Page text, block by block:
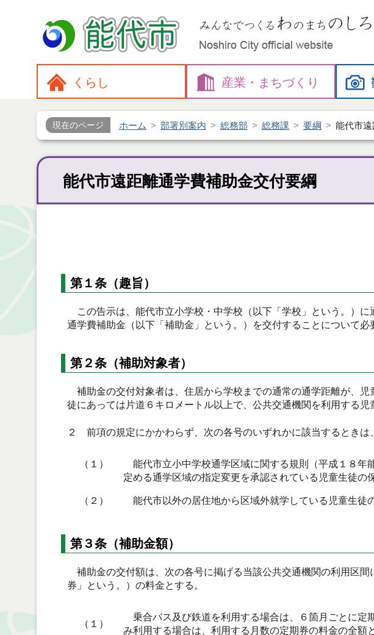
くらし 産業・ まちづくり
現在のページ ホーム 部署別案内 総務部 総務課 要綱 能代市
能代市遠距離通学費補助金交付要綱
第１条（趣旨）
この告示は、能代市立小学校・中学校（以下「学校」という。）
通学費補助金（以下「補助金」という。）を交付することについて必
第２条（補助対象者）
補助金の交付対象者は、住居から学校までの通常の通学距離が、児
徒にあっては片道６キロメートル以上で、公共交通機関を利用する児
２ 前項の規定にかかわらず、次の各号のいずれかに該当するときは
（１）
能代市立小中学校通学区域に関する規則（平成１８年
定める通学区域の指定変更を承認されている児童生徒の
（２） 能代市以外の居住地から区域外就学している児童生徒
第３条（補助金額）
補助金の交付額は、次の各号に掲げる当該公共交通機関の利用区間
券」という。）の料金とする。
（１）
乗合バス及び鉄道を利用する場合は、６箇月ごとに定
み利用する場合は、利用する月数の定期券の料金の全額